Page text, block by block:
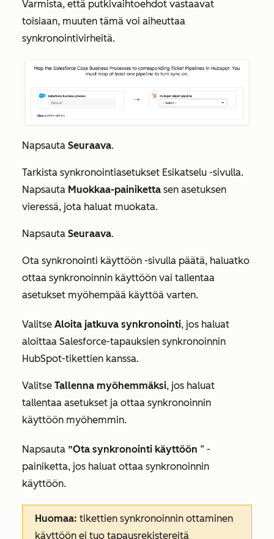
Varmista, että putkivaihtoehdot vastaavat
toisiaan, muuten tämä voi aiheuttaa
synkronointivirheitä.
Napsauta Seuraava.
Tarkista synkronointiasetukset Esikatselu -sivulla.
Napsauta Muokkaa-painiketta sen asetuksen
vieressä, jota haluat muokata.
Napsauta Seuraava.
Ota synkronointi käyttöön -sivulla päätä, haluatko
ottaa synkronoinnin käyttöön vai tallentaa
asetukset myöhempää käyttöä varten.
Valitse Aloita jatkuva synkronointi, jos haluat
aloittaa Salesforce-tapauksien synkronoinnin
HubSpot-tikettien kanssa.
Valitse Tallenna myöhemmäksi, jos haluat
tallentaa asetukset ja ottaa synkronoinnin
käyttöön myöhemmin.
Napsauta ”Ota synkronointi käyttöön ” -
painiketta, jos haluat ottaa synkronoinnin
käyttöön.
Huomaa: tikettien synkronoinnin ottaminen
käyttöön ei tuo tapausrekistereitä